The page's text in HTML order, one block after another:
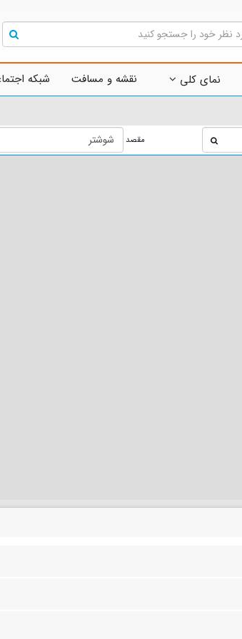
نمای کلی نقشه و مسافت
شبکه
مقصد